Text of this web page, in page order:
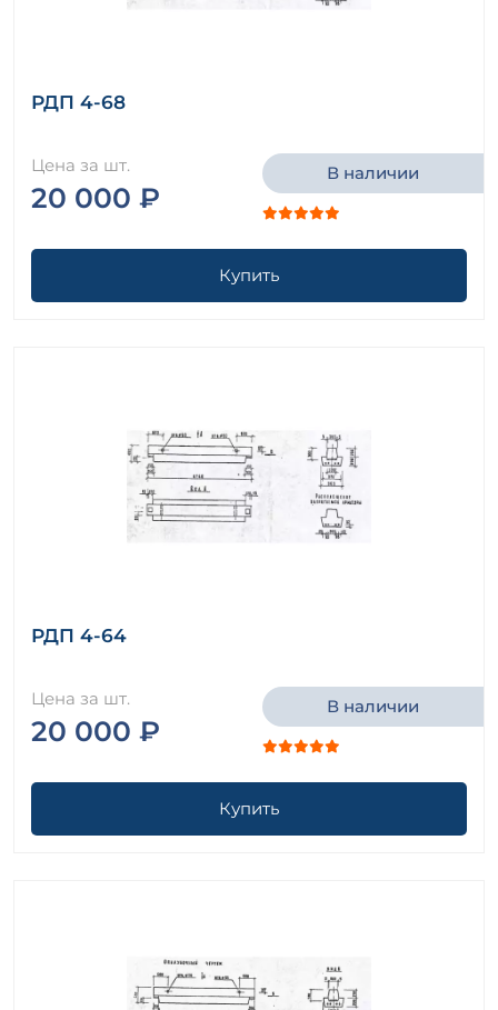
РДП 4-68
Цена за шт.
20 000 ₽
В наличии
Купить
РДП 4-64
Цена за шт.
20 000 ₽
В наличии
Купить